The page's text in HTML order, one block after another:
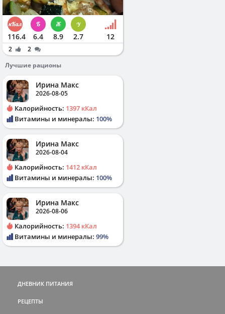
116.4 6.4 8.9 2.7 12
2
2
Лучшие рационы
Ирина Макс
2026-08-05
Калорийность: 1397 кКал
Витамины и минералы: 100%
Ирина Макс
2026-08-04
Калорийность: 1412 кКал
Витамины и минералы: 100%
Ирина Макс
2026-08-06
Калорийность: 1394 кКал
Витамины и минералы: 99%
ДНЕВНИК ПИТАНИЯ
РЕЦЕПТЫ